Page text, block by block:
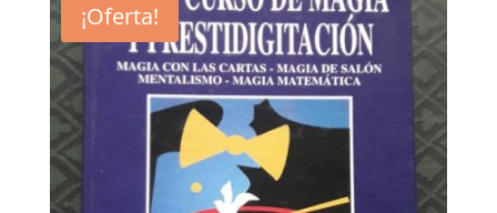
¡Oferta!